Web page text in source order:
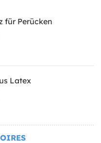
für Perücken
Latex